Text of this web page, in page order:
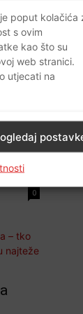
poput kolačića
s ovim
kao što su
web stranici.
utjecati na
0